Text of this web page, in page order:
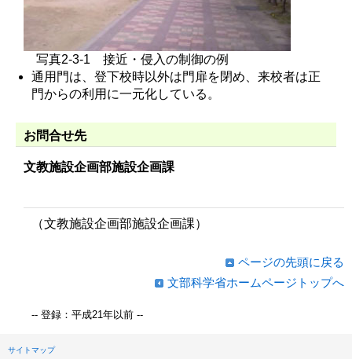
写真2‐3‐1 接近・侵入の制御の例
通用門は、登下校時以外は門扉を閉め、来校者は正
門からの利用に一元化している。
お問合せ先
文教施設企画部施設企画課
（文教施設企画部施設企画課）
ページの先頭に戻る
文部科学省ホームページトップへ
-- 登録：平成21年以前 --
サイトマップ